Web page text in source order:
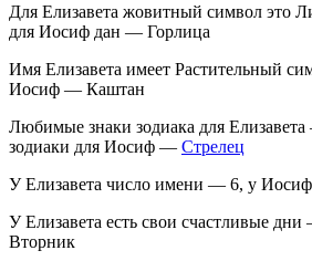
Для Елизавета жовитный символ это
для Иосиф дан — Горлица
Имя Елизавета имеет Растительный
Иосиф — Каштан
Любимые знаки зодиака для
зодиаки для Иосиф — Стрелец
У Елизавета число имени — 6, у
У Елизавета есть свои счастливые
Вторник